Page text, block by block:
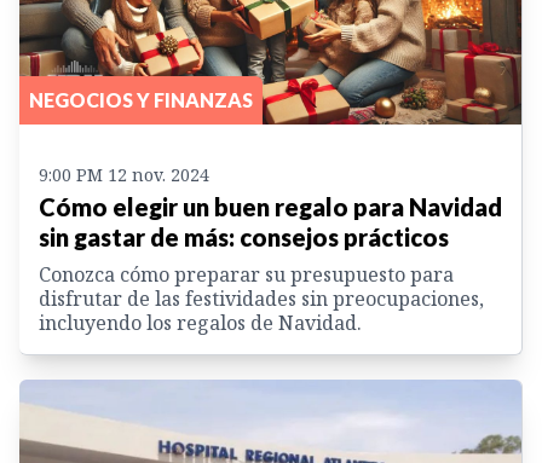
NEGOCIOS Y FINANZAS
9:00 PM 12 nov. 2024
Cómo elegir un buen regalo para Navidad
sin gastar de más: consejos prácticos
Conozca cómo preparar su presupuesto para
disfrutar de las festividades sin preocupaciones,
incluyendo los regalos de Navidad.